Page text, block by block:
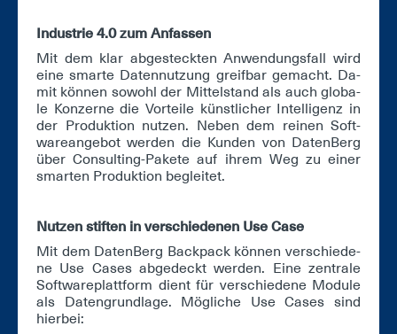
In­dus­trie 4.0 zum An­fas­sen
Mit dem klar ab­ge­steck­ten An­wen­dungs­fall wird
ei­ne smar­te Da­ten­nut­zung greif­bar ge­macht. Da­
mit kön­nen so­wohl der Mit­tel­stand als auch glo­ba­
le Kon­zer­ne die Vor­tei­le künst­li­cher In­tel­li­genz in
der Pro­duk­ti­on nut­zen. Ne­ben dem rei­nen Soft­
ware­an­ge­bot wer­den die Kun­den von Da­ten­Berg
über Con­sul­ting-Pa­ke­te auf ih­rem Weg zu ei­ner
smar­ten Pro­duk­ti­on be­glei­tet.
Nut­zen stif­ten in ver­schie­de­nen Use Ca­se
Mit dem Da­ten­Berg Back­pack kön­nen ver­schie­de­
ne Use Ca­ses ab­ge­deckt wer­den. Ei­ne zen­tra­le
Soft­ware­platt­form dient für ver­schie­de­ne Mo­du­le
als Da­ten­grund­la­ge. Mög­li­che Use Ca­ses sind
hier­bei: